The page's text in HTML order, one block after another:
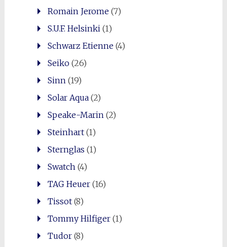
Romain Jerome(7)
S.U.F. Helsinki (1)
Schwarz Etienne(4)
Seiko(26)
Sinn (19)
Solar Aqua(2)
Speake-Marin (2)
Steinhart(1)
Sternglas (1)
Swatch (4)
TAG Heuer(16)
Tissot(8)
Tommy Hilfiger(1)
Tudor(8)